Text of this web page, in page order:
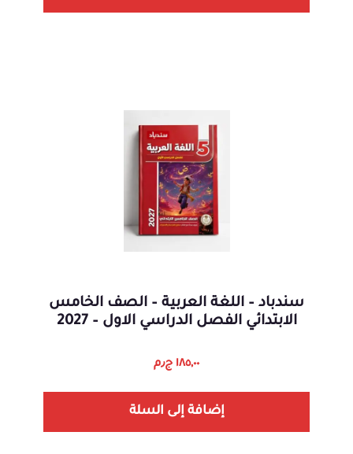
سندباد – اللغة العربية – الصف الخامس
الابتدائي الفصل الدراسي الاول – 2027
١٨٥,٠٠ ج٫م
إضافة إلى السلة